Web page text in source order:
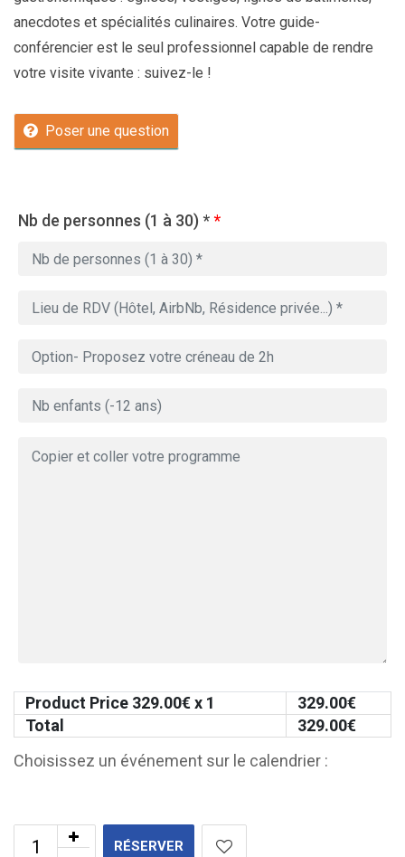
anecdotes et spécialités culinaires. Votre guide-
conférencier est le seul professionnel capable de rendre
votre visite vivante : suivez-le !
Poser une question
Nb de personnes (1 à 30) **
Product Price 329.00€ x 1 329.00€
Total
329.00€
Choisissez un événement sur le calendrier :
RÉSERVER